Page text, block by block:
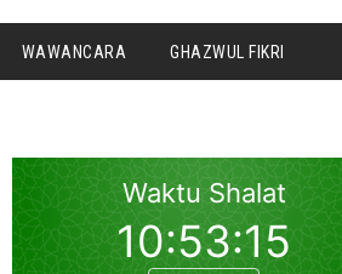
WAWANCARA GHAZWUL FIKRI
PANDANG SILATURRAHIM